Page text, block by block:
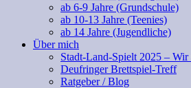
ab 6-9 Jahre (Grundschule)
ab 10-13 Jahre (Teenies)
ab 14 Jahre (Jugendliche)
Über mich
Stadt-Land-Spielt 2025 –
Deufringer Brettspiel-Treff
Ratgeber / Blog